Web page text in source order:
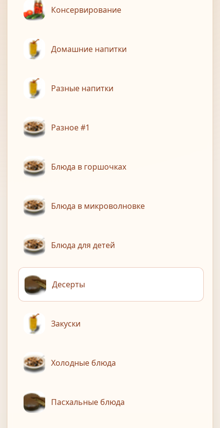
Консервирование
Домашние напитки
Разные напитки
Разное #1
Блюда в горшочках
Блюда в микроволновке
Блюда для детей
Десерты
Закуски
Холодные блюда
Пасхальные блюда